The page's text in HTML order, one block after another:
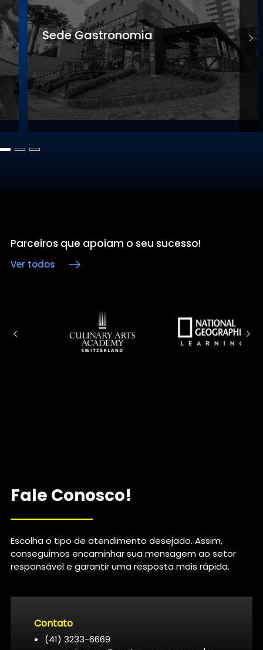
Sede Gastronomia
Parceiros que apoiam o seu sucesso!
Ver todos
Fale Conosco!
Escolha o tipo de atendimento desejado. Assim,
conseguimos encaminhar sua mensagem ao setor
responsável e garantir uma resposta mais rápida.
Contato
(41) 3233-6669